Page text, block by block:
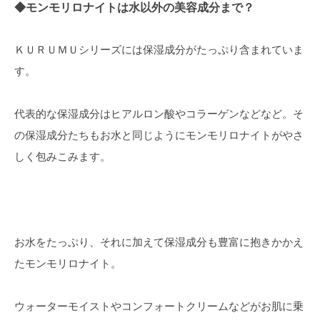
◆モンモリロナイトは水以外の美容成分まで？
ＫＵＲＵＭＵシリーズには保湿成分がたっぷり含まれていま
す。
代表的な保湿成分はヒアルロン酸やコラーゲンなどなど。そ
の保湿成分たちもお水と同じようにモンモリロナイトがやさ
しく包みこみます。
お水をたっぷり、それに加えて保湿成分も豊富に抱きかかえ
たモンモリロナイト。
ウォーターモイストやコンフォートクリームなどがお肌に乗